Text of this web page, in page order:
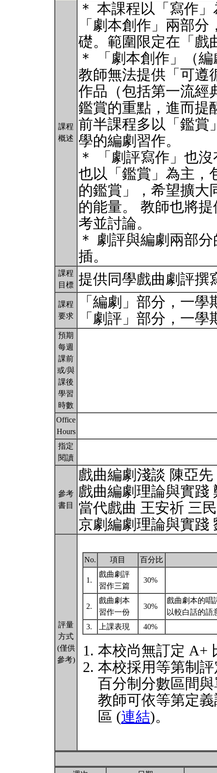
課程
概述
＊ 本課程以「寫作
「劇本創作」兩部
礎。範圍限定在「戲
＊ 「劇本創作」（
教師無法提供「可遵
作品（包括第一流經
鑑賞的重點，進而提
前半課程多以「鑑賞
學的編劇習作。
＊ 「劇評寫作」也
也以「鑑賞」為主，
的鑑賞」，希望擴大
的能量。 教師也將
考並討論。
＊ 劇評與編劇兩部
插。
課程
目標 提供同學戲曲劇評
課程
要求
「編劇」部分，一
「劇評」部分，一
預期
每週
課前
或/與
課後
學習
時數
Office
Hours
指定
閱讀
參考
書目
戲曲編劇淺談 陳亞先
戲曲編劇理論與實踐
當代戲曲 王安祈 三
京劇編劇理論與實踐
評量
方式
(僅供
參考)
No. 項目 百分比
1.
戲曲劇評
習作三篇
30%
2.
戲曲劇本
習作一份
30%
戲曲劇本的唱
以較白話的語
3.
上課表現 40%
本校尚無訂定 A+
本校採用等第制
百分制分數區間
教師可依等第定
區 (連結)。